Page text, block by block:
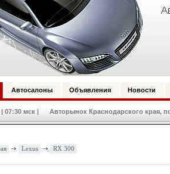
Автосалоны Объявления Новости
| 07:30 мск | Авторынок Краснодарского края,
Lexus RX 300